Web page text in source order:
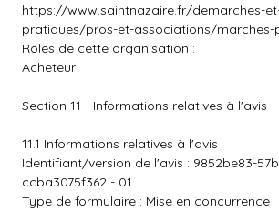
https://www.saintnazaire.fr/demarches-
pratiques/pros-et-associations/marches-
Rôles de cette organisation :
Acheteur
Section 11 - Informations relatives à l'avis
11.1 Informations relatives à l'avis
Identifiant/version de l'avis : 9852be83-
ccba3075f362 - 01
Type de formulaire : Mise en concurrence